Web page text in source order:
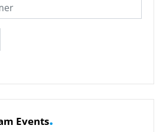
Events.